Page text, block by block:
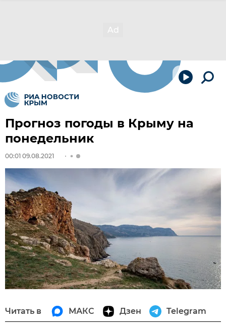
Прогноз погоды в Крыму на
понедельник
00:01 09.08.2021
Читать в МАКС Дзен Telegram